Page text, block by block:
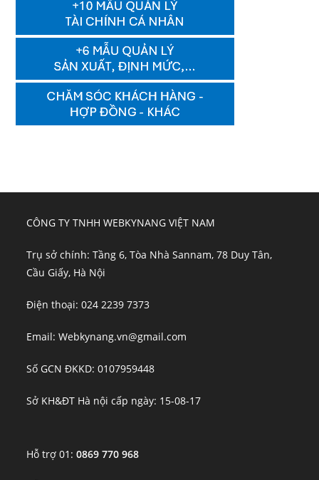
CÔNG TY TNHH WEBKYNANG VIỆT NAM
Trụ sở chính: Tầng 6, Tòa Nhà Sannam, 78 Duy Tân,
Cầu Giấy, Hà Nội
Điện thoại: 024 2239 7373
Email: Webkynang.vn@gmail.com
Số GCN ĐKKD: 0107959448
Sở KH&ĐT Hà nội cấp ngày: 15-08-17
Hỗ trợ 01:0869 770 968